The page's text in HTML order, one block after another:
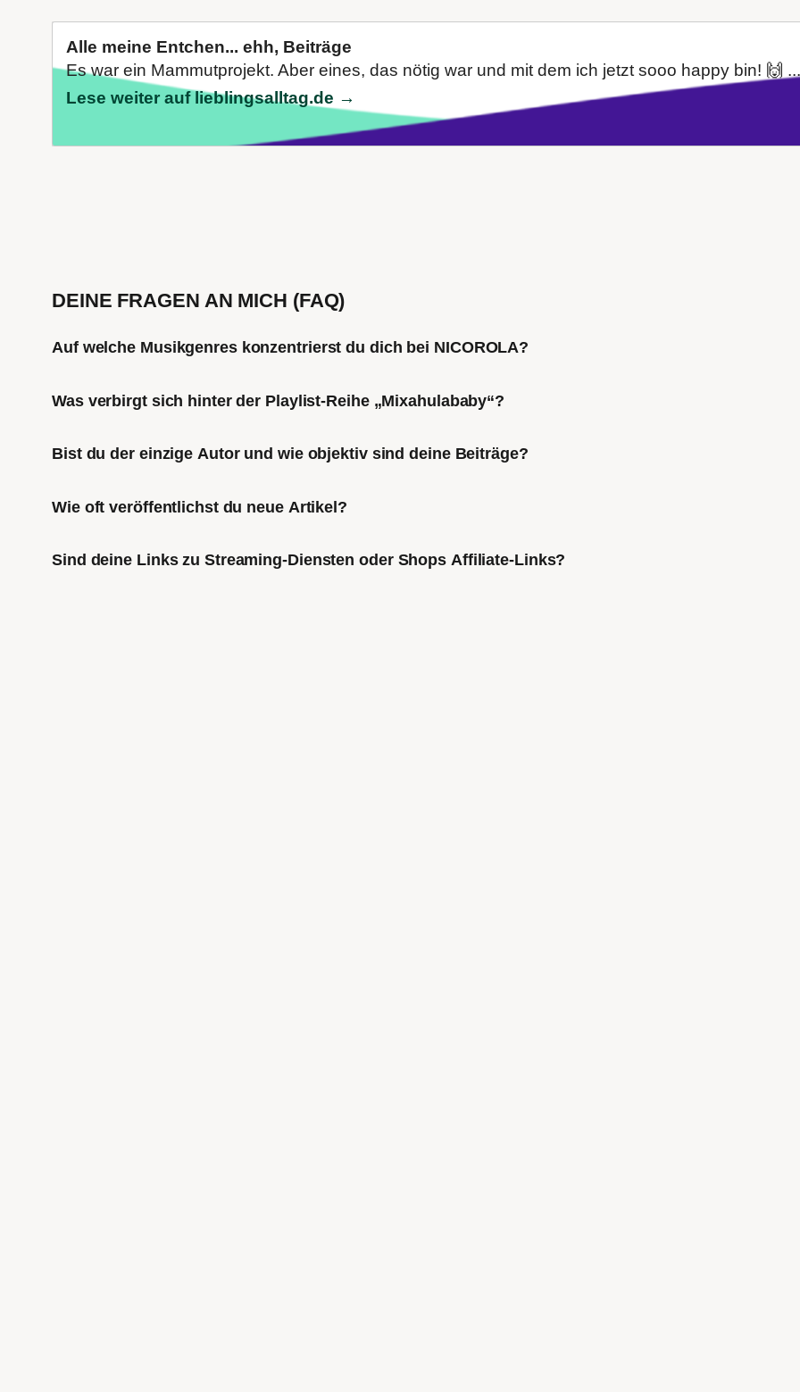
Alle meine Entchen... ehh, Beiträge
Es war ein Mammutprojekt. Aber eines, das nötig war und mit dem ich jetzt sooo happy bin! 🙌 ...
Lese weiter auf lieblingsalltag.de →
DEINE FRAGEN AN MICH (FAQ)
Auf welche Musikgenres konzentrierst du dich bei NICOROLA?
Was verbirgt sich hinter der Playlist-Reihe „Mixahulababy“?
Bist du der einzige Autor und wie objektiv sind deine Beiträge?
Wie oft veröffentlichst du neue Artikel?
Sind deine Links zu Streaming-Diensten oder Shops Affiliate-Links?